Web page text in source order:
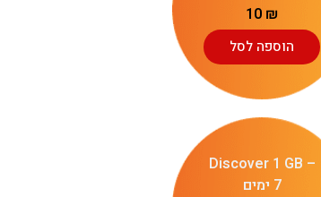
10 ₪
הוספה לסל
Discover 1 GB –
7 ימים